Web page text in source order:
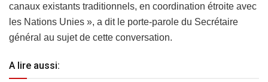
canaux existants traditionnels, en coordination étroite avec
les Nations Unies », a dit le porte-parole du Secrétaire
général au sujet de cette conversation.
A lire aussi: